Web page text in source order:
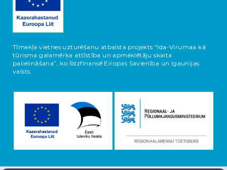
Tīmekļa vietnes uzturēšanu atbalsta projekts “Ida-Virumaa kā
tūrisma galamērķa attīstība un apmeklētāju skaita
palielināšana”, ko līdzfinansē Eiropas Savienība un Igaunijas
valsts.